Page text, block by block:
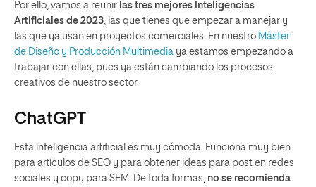
Por ello, vamos a reunir las tres mejores Inteligencias
Artificiales de 2023, las que tienes que empezar a manejar y
las que ya usan en proyectos comerciales. En nuestro Máster
de Diseño y Producción Multimedia ya estamos empezando a
trabajar con ellas, pues ya están cambiando los procesos
creativos de nuestro sector.
ChatGPT
Esta inteligencia artificial es muy cómoda. Funciona muy bien
para artículos de SEO y para obtener ideas para post en redes
sociales y copy para SEM. De toda formas, no se recomienda